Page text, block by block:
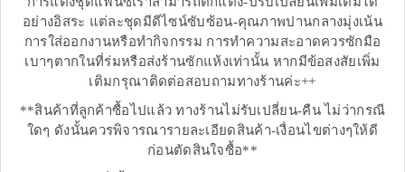
อย่างอิสระ แต่ละชุดมีดีไซน์ซับซ้อน-คุณภาพปานกลางมุ่งเน้น
การใส่ออกงานหรือทำกิจกรรม การทำความสะอาดควรซักมือ
เบาๆตากในที่ร่มหรือส่งร้านซักแห้งเท่านั้น หากมีข้อสงสัยเพิ่ม
เติมกรุณาติดต่อสอบถามทางร้านค่ะ++
**สินค้าที่ลูกค้าซื้อไปแล้ว ทางร้านไม่รับเปลี่ยน-คืน ไม่ว่ากรณี
ใดๆ ดังนั้นควรพิจารณารายละเอียดสินค้า-เงื่อนไขต่างๆให้ดี
ก่อนตัดสินใจซื้อ**